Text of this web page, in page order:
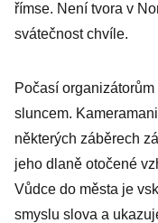
římse. Není tvora v
svátečnost chvíle.
Počasí
sluncem.
některých záběrech
jeho dlaně otočené
Vůdce do města je
smyslu slova a